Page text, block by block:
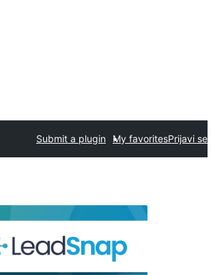
Submit a plugin My favoritesPrijavi se